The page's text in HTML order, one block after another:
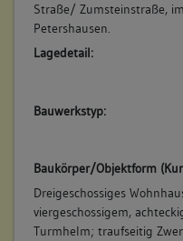
Straße/ Zumsteinstraße,
Petershausen.
Lagedetail:
Bauwerkstyp:
Baukörper/Objektform
Dreigeschossiges
viergeschossigem,
Turmhelm; traufseitig